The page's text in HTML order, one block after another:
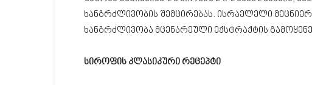
ხანგრძლივობის შემცირებას. ისრაელელი
ხანგრძლივობა მცენარეული ექსტრაქტის
სიროფის კლასიკური რეცეპტი